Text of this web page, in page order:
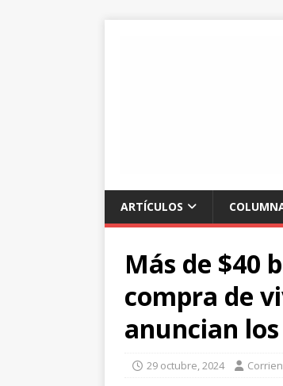
ARTÍCULOS
Más de $40
compra de
anuncian
29 octubre, 2024